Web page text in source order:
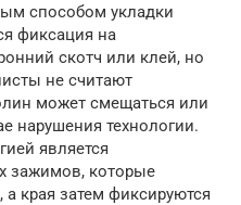
способом укладки
фиксация на
скотч или клей, но
не считают
может смещаться или
нарушения технологии.
является
зажимов, которые
края затем фиксируются